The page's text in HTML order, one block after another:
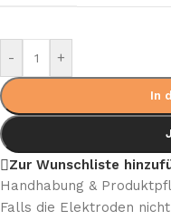
- +
In
Zur Wunschliste
Handhabung &
Falls die Elektroden